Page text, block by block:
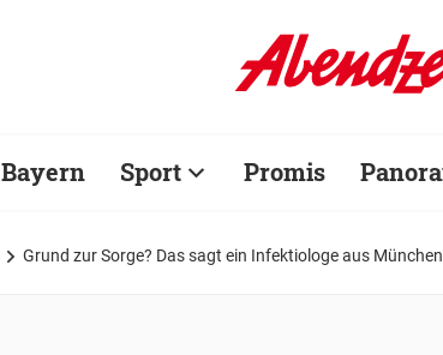
Bayern Sport Promis
Grund zur Sorge? Das sagt ein Infektiologe aus